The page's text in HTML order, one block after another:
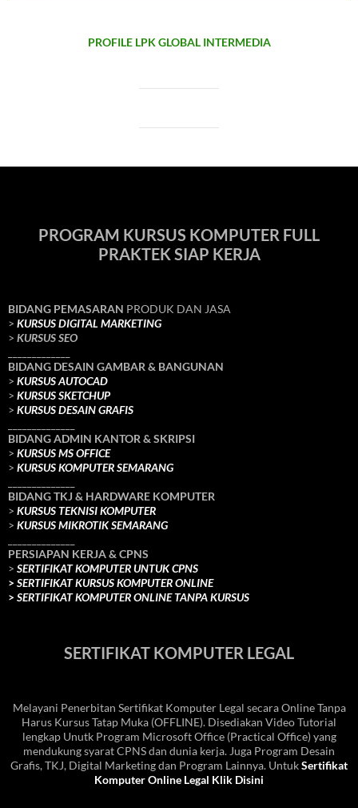
PROFILE LPK GLOBAL INTERMEDIA
PROGRAM KURSUS KOMPUTER FULL
PRAKTEK SIAP KERJA
BIDANG PEMASARAN PRODUK DAN JASA
> KURSUS DIGITAL MARKETING
> KURSUS SEO
BIDANG DESAIN GAMBAR & BANGUNAN
> KURSUS AUTOCAD
> KURSUS SKETCHUP
> KURSUS DESAIN GRAFIS
BIDANG ADMIN KANTOR & SKRIPSI
> KURSUS MS OFFICE
> KURSUS KOMPUTER SEMARANG
BIDANG TKJ & HARDWARE KOMPUTER
> KURSUS TEKNISI KOMPUTER
> KURSUS MIKROTIK SEMARANG
PERSIAPAN KERJA & CPNS
> SERTIFIKAT KOMPUTER UNTUK CPNS
> SERTIFIKAT KURSUS KOMPUTER ONLINE
> SERTIFIKAT KOMPUTER ONLINE TANPA KURSUS
SERTIFIKAT KOMPUTER LEGAL
Melayani Penerbitan Sertifikat Komputer Legal secara Online Tanpa
Harus Kursus Tatap Muka (OFFLINE). Disediakan Video Tutorial
lengkap Unutk Program Microsoft Office (Practical Office) yang
mendukung syarat CPNS dan dunia kerja. Juga Program Desain
Grafis, TKJ, Digital Marketing dan Program Lainnya. UntukSertifikat
Komputer Online Legal Klik Disini